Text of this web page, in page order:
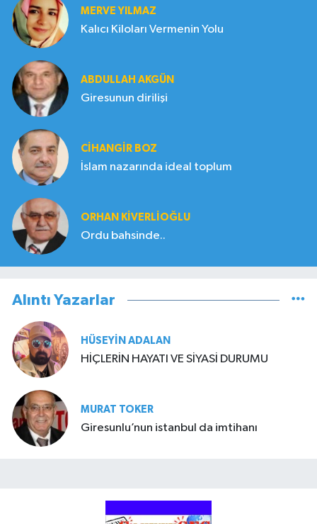
MERVE YILMAZ
Kalıcı Kiloları Vermenin Yolu
ABDULLAH AKGÜN
Giresunun dirilişi
CIHANGIR BOZ
İslam nazarında ideal toplum
ORHAN KIVERLIOĞLU
Ordu bahsinde..
Alıntı Yazarlar
HÜSEYIN ADALAN
HİÇLERİN HAYATI VE SİYASİ DURUMU
MURAT TOKER
Giresunlu’nun istanbul da imtihanı